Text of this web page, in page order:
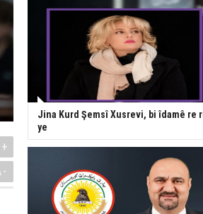
Jina Kurd Şemsî Xusrevi, bi îdamê re
ye